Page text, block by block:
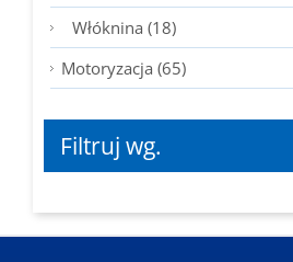
Włóknina (18)
Motoryzacja (65)
Filtruj wg.